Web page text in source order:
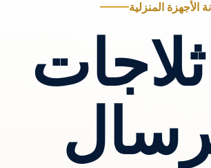
الأجهزة المنزلية